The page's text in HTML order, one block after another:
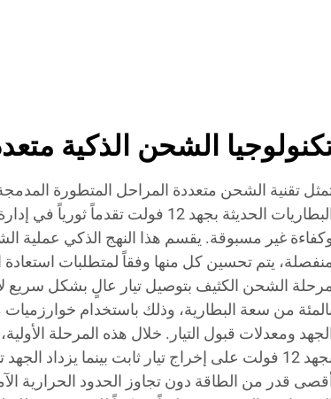
الشحن الذكية
تقنية الشحن متعددة المراحل المتطورة
البطاريات الحديثة بجهد 12 فولت
غير مسبوقة. يقسم هذا النهج الذكي عملية
يتم تحسين كل منها وفقاً لمتطلبات استعادة
من سعة البطارية، وذلك باستخدام
ومعدلات قبول التيار. خلال هذه المرحلة
بجهد 12 فولت على إخراج تيار ثابت بينما يزداد
قدر من الطاقة دون تجاوز الحدود الحرارية